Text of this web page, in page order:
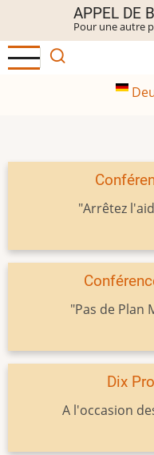
contenu
principal
APPEL DE
Pour une autre
"Arrêtez
"Pas de Plan
Dix
A l'occasion